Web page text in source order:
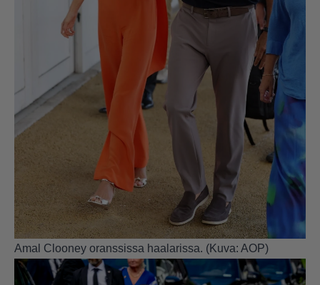
Amal Clooney oranssissa haalarissa. (Kuva: AOP)